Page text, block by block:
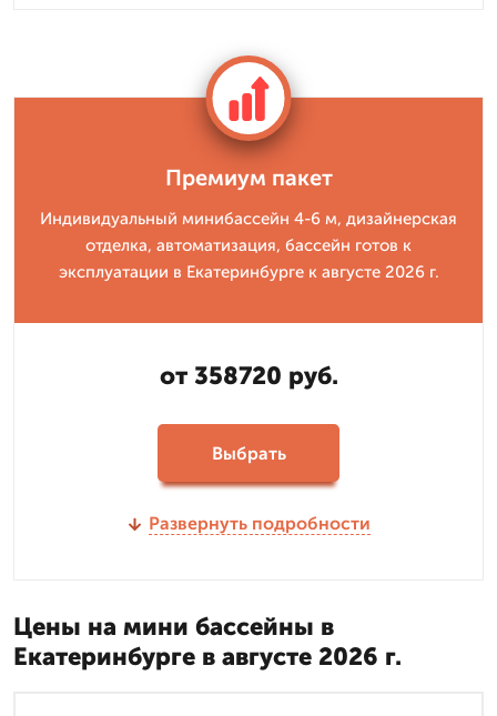
Премиум пакет
Индивидуальный минибассейн 4-6 м, дизайнерская
отделка, автоматизация, бассейн готов к
эксплуатации в Екатеринбурге к августе 2026 г.
от 358720 руб.
Выбрать
Развернуть подробности
Цены на мини бассейны в
Екатеринбурге в августе 2026 г.